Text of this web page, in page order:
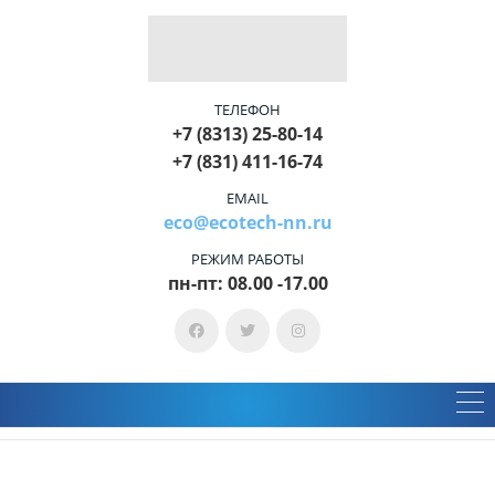
ТЕЛЕФОН
+7 (8313) 25-80-14
+7 (831) 411-16-74
EMAIL
eco@ecotech-nn.ru
РЕЖИМ РАБОТЫ
пн-пт: 08.00 -17.00